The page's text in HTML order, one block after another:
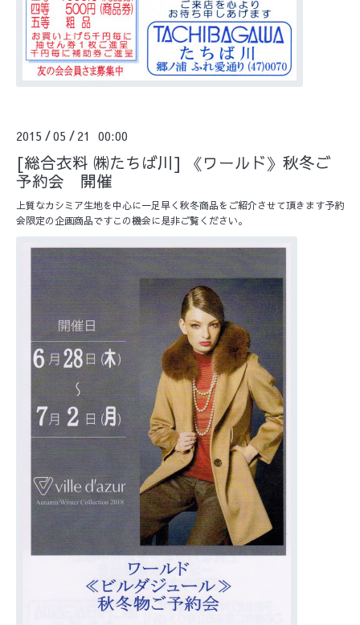
2015 /05 / 21 00:00
[総合衣料 ㈱たちば川] 《ワールド》秋冬ご
予約会 開催
上質なカシミア生地を中心に一足早く秋冬商品をご紹介させて頂きます予約
会限定の企画商品ですこの機会に是非ご覧ください。